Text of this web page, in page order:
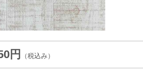
円 （税込み）